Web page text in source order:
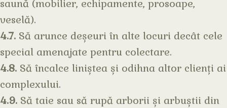
saună (mobilier, echipamente, prosoape,
veselă).
4.7. Să arunce deșeuri în alte locuri decât cele
special amenajate pentru colectare.
4.8. Să încalce liniștea și odihna altor clienți ai
complexului.
4.9. Să taie sau să rupă arborii și arbuștii din